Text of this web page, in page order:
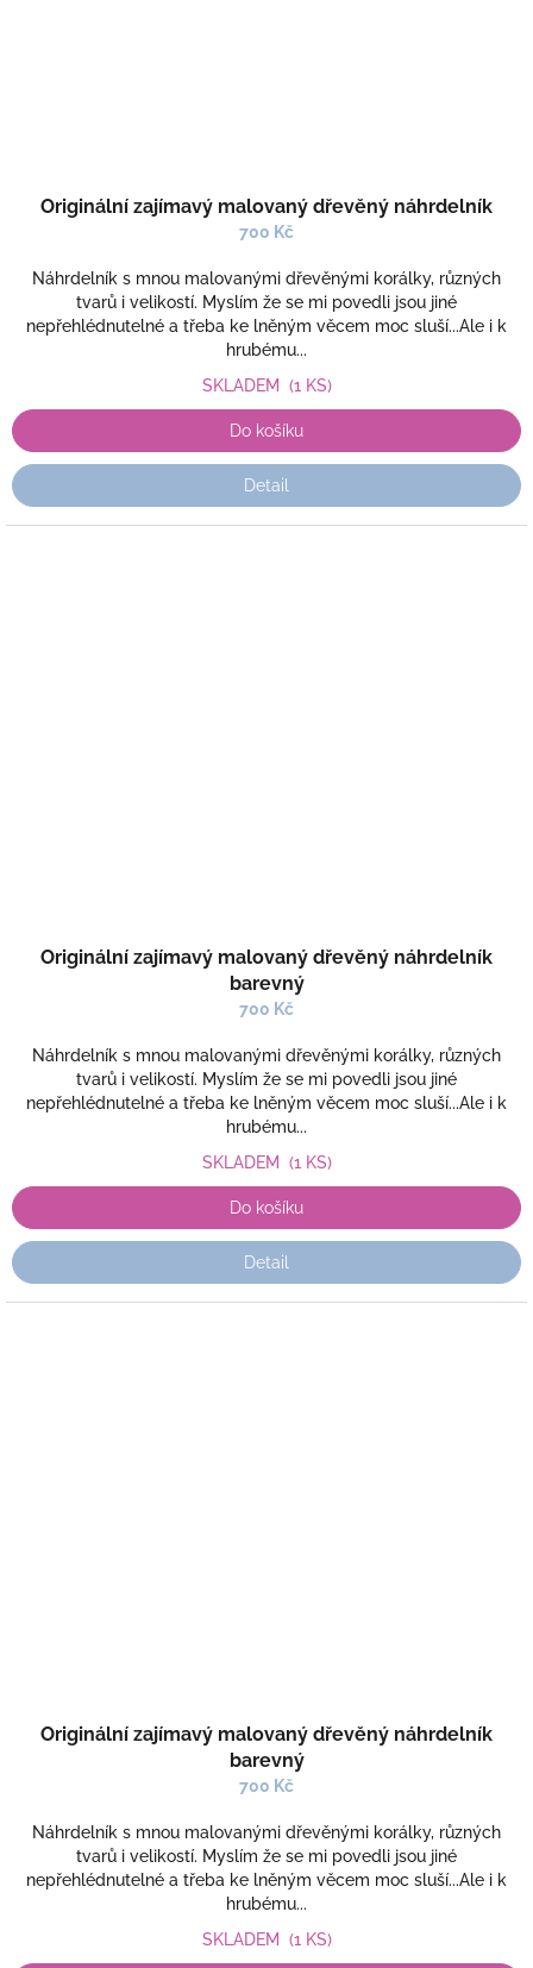
Originální zajímavý malovaný dřevěný náhrdelník
700 Kč
Náhrdelník s mnou malovanými dřevěnými korálky, různých
tvarů i velikostí. Myslím že se mi povedli jsou jiné
nepřehlédnutelné a třeba ke lněným věcem moc sluší...Ale i k
hrubému...
SKLADEM (1 KS)
Do košíku
Detail
Originální zajímavý malovaný dřevěný náhrdelník
barevný
700 Kč
Náhrdelník s mnou malovanými dřevěnými korálky, různých
tvarů i velikostí. Myslím že se mi povedli jsou jiné
nepřehlédnutelné a třeba ke lněným věcem moc sluší...Ale i k
hrubému...
SKLADEM (1 KS)
Do košíku
Detail
Originální zajímavý malovaný dřevěný náhrdelník
barevný
700 Kč
Náhrdelník s mnou malovanými dřevěnými korálky, různých
tvarů i velikostí. Myslím že se mi povedli jsou jiné
nepřehlédnutelné a třeba ke lněným věcem moc sluší...Ale i k
hrubému...
SKLADEM (1 KS)